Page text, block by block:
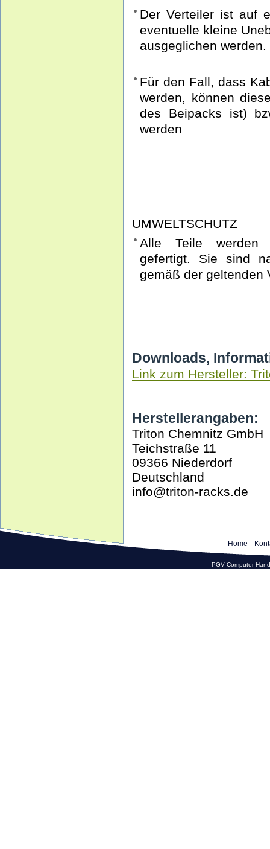
Der Verteiler ist auf
eventuelle kleine
ausgeglichen werden.
Für den Fall, dass
werden, können
des Beipacks ist)
werden
UMWELTSCHUTZ
Alle Teile werden
gefertigt. Sie sind
gemäß der geltenden
Downloads,
Link zum Hersteller:
Herstellerangaben:
Triton Chemnitz GmbH
Teichstraße 11
09366 Niederdorf
Deutschland
info@triton-racks.de
Home
PGV Computer